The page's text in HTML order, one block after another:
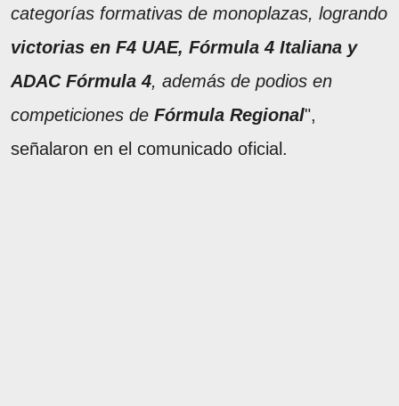
categorías formativas de monoplazas, logrando
victorias en F4 UAE, Fórmula 4 Italiana y
ADAC Fórmula 4, además de podios en
competiciones de Fórmula Regional",
señalaron en el comunicado oficial.